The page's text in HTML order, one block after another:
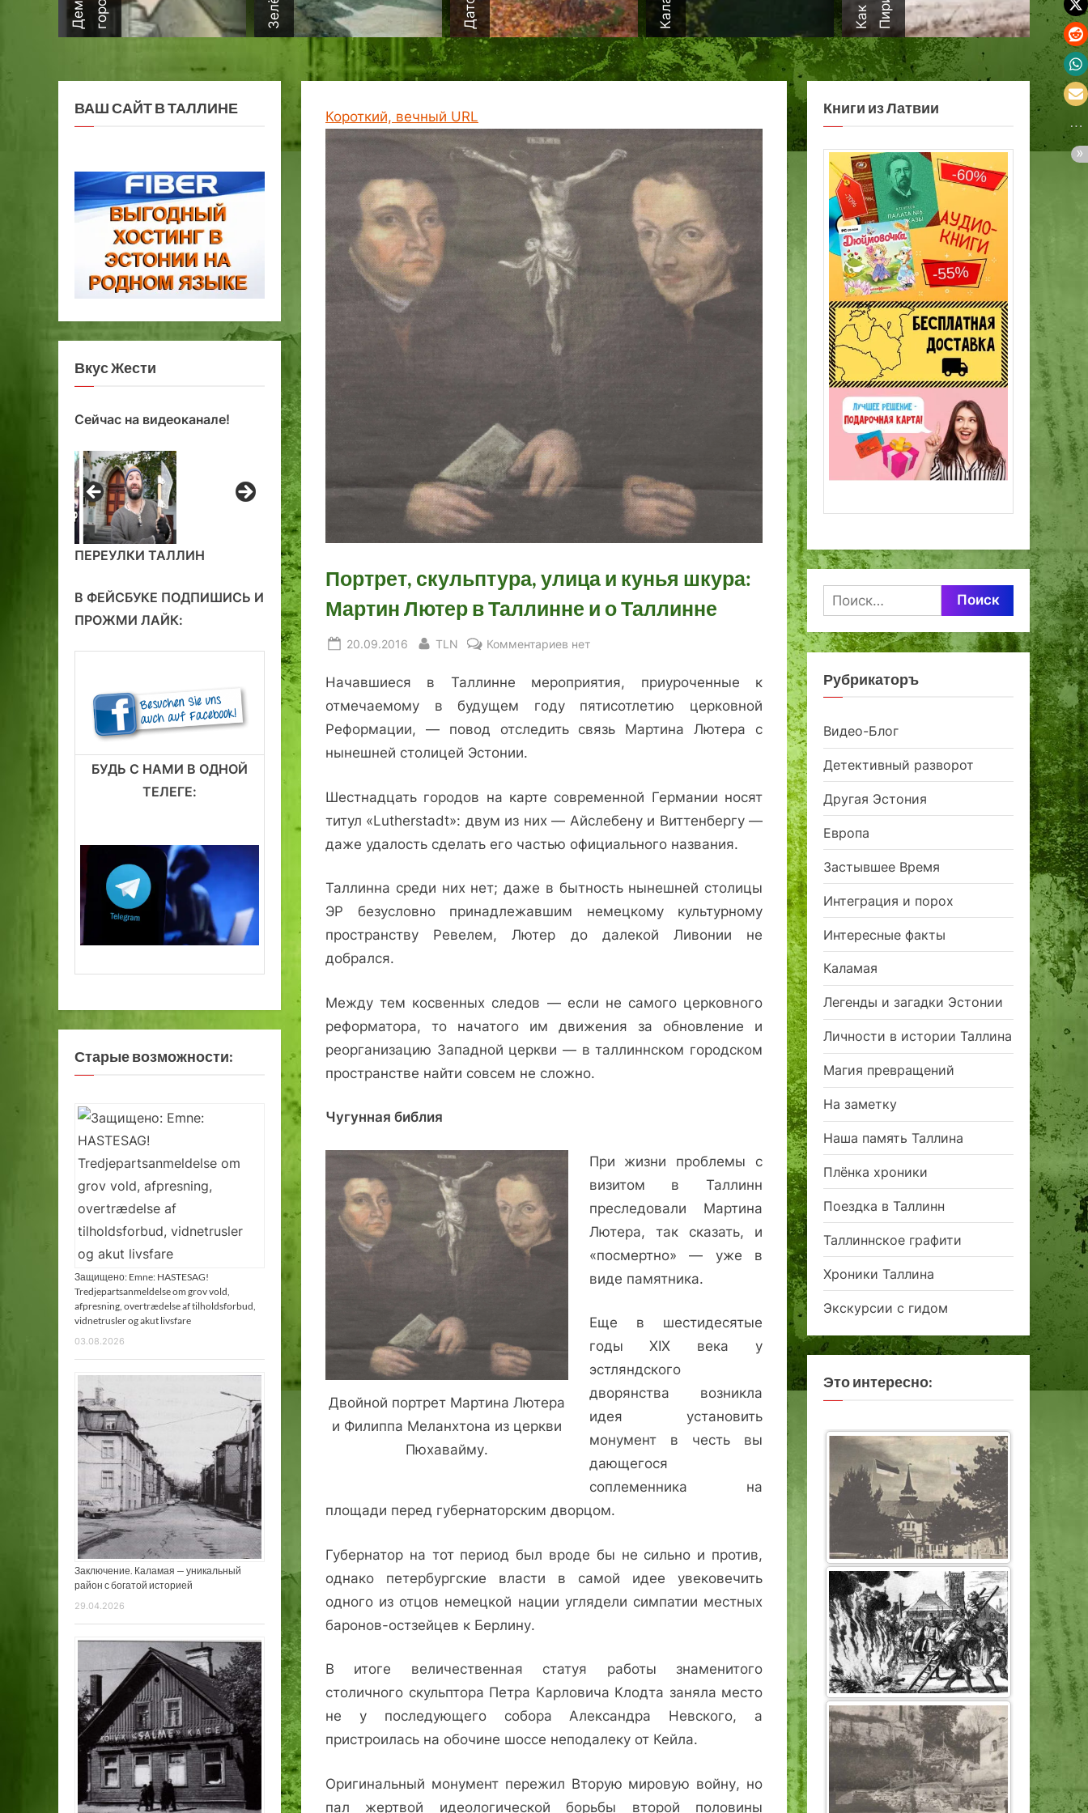
Короткий, вечный URL
Портрет, скульптура, улица и кунья шкура:
Мартин Лютер в Таллинне и о Таллинне
Posted
20.09.2016 By
TLN Комментариев к
Портрет,
скульптура,
улица
Мартин
Лютер
в
и
о
нет
Начавшиеся в Таллинне мероприятия, приуроченные к
отмечаемому в будущем году пятисотлетию церковной
Реформации, — повод отследить связь Мартина Лютера с
нынешней столицей Эстонии.
Шестнадцать городов на карте современной Германии носят
титул «Lutherstadt»: двум из них — Айслебену и Виттенбергу —
даже удалость сделать его частью официального названия.
Таллинна среди них нет; даже в бытность нынешней столицы
ЭР безусловно принадлежавшим немецкому культурному
пространству Ревелем, Лютер до далекой Ливонии не
добрался.
Между тем косвенных следов — если не самого церковного
реформатора, то начатого им движения за обновление и
реорганизацию Западной церкви — в таллиннском городском
пространстве найти совсем не сложно.
Чугунная библия
Двойной портрет Мартина Лютера
и Филиппа Меланхтона из церкви
Пюхавайму.
При жизни проблемы с
визитом в Таллинн
преследовали Мартина
Лютера, так сказать, и
«посмертно» — уже в
виде памятника.
Еще в шестидесятые
годы XIX века у
эстляндского
дворянства возникла
идея установить
монумент в честь вы
дающегося
соплеменника на
площади перед губернаторским дворцом.
Губернатор на тот период был вроде бы не сильно и против,
однако петербургские власти в самой идее увековечить
одного из отцов немецкой нации углядели симпатии местных
баронов-остзейцев к Берлину.
В итоге величественная статуя работы знаменитого
столичного скульптора Петра Карловича Клодта заняла место
не у последующего собора Александра Невского, а
пристроилась на обочине шоссе неподалеку от Кейла.
Оригинальный монумент пережил Вторую мировую войну, но
пал жертвой идеологической борьбы второй половины
ВАШ САЙТ В ТАЛЛИНЕ
Вкус Жести
Сейчас на видеоканале!
ПЕРЕУЛКИ ТАЛЛИН
В ФЕЙСБУКЕ ПОДПИШИСЬ И
ПРОЖМИ ЛАЙК:
БУДЬ С НАМИ В ОДНОЙ
ТЕЛЕГЕ:
Старые возможности:
Защищено: Emne: HASTESAG!
Tredjepartsanmeldelse om grov vold,
afpresning, overtrædelse af tilholdsforbud,
vidnetrusler og akut livsfare
03.08.2026
Заключение. Каламая — уникальный
район с богатой историей
29.04.2026
Книги из Латвии
Найти:
Рубрикаторъ
Видео-Блог
Детективный разворот
Другая Эстония
Европа
Застывшее Время
Интеграция и порох
Интересные факты
Каламая
Легенды и загадки Эстонии
Личности в истории Таллина
Магия превращений
На заметку
Наша память Таллина
Плёнка хроники
Поездка в Таллинн
Таллиннское графити
Хроники Таллина
Экскурсии с гидом
Это интересно: